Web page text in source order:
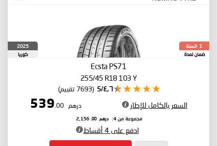
1 السنة
ضمان لمدة
2025
كوريا
Ecsta PS71
255/45 R18 103 Y
٤٫٦/5 (7693 تقييم)
السعر بالكامل للإطار درهم 539
.00
مجموعة من 4: درهم 2,156
.00
ادفع على 4 أقساط